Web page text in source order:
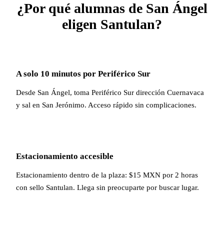
¿Por qué alumnas de San Ángel
eligen Santulan?
A solo 10 minutos por Periférico Sur
Desde San Ángel, toma Periférico Sur dirección Cuernavaca
y sal en San Jerónimo. Acceso rápido sin complicaciones.
Estacionamiento accesible
Estacionamiento dentro de la plaza: $15 MXN por 2 horas
con sello Santulan. Llega sin preocuparte por buscar lugar.